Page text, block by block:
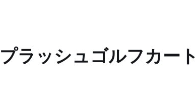
プラッシュゴルフカー